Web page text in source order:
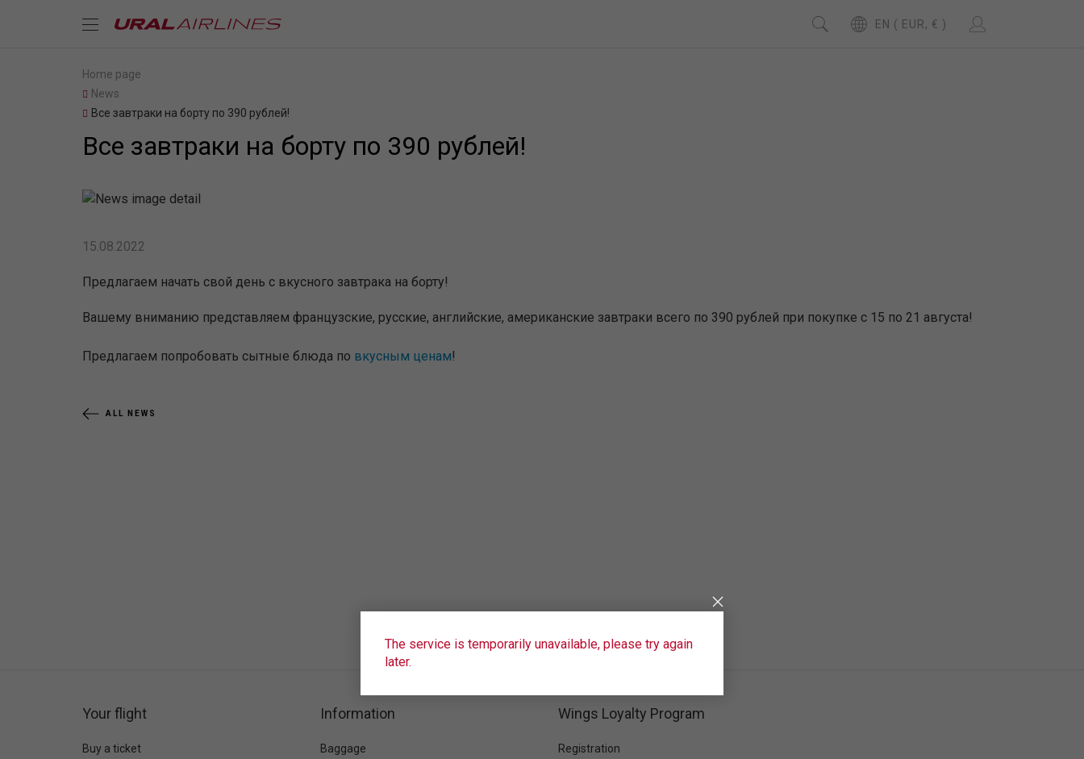
EN ( EUR, € )
Home page
News
Все завтраки на борту по 390 рублей!
Все завтраки на борту по 390 рублей!
15.08.2022
Предлагаем начать свой день с вкусного завтрака на борту!
Вашему вниманию представляем французские, русские, английские, американские завтраки всего по 390 рублей при покупке с 15 по 21 августа!
Предлагаем попробовать сытные блюда по вкусным ценам!
ALL NEWS
The service is temporarily unavailable, please try again
later.
Your flight
Buy a ticket
Information
Baggage
Wings Loyalty Program
Registration